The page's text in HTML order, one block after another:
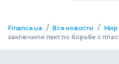
Finance.ua / Все новости / Мир
заключили пакт по борьбе с